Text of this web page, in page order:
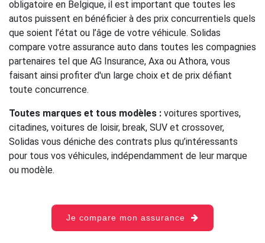
obligatoire en Belgique, il est important que toutes les
autos puissent en bénéficier à des prix concurrentiels quels
que soient l’état ou l’âge de votre véhicule. Solidas
compare votre assurance auto dans toutes les compagnies
partenaires tel que AG Insurance, Axa ou Athora, vous
faisant ainsi profiter d'un large choix et de prix défiant
toute concurrence.
Toutes marques et tous modèles : voitures sportives,
citadines, voitures de loisir, break, SUV et crossover,
Solidas vous déniche des contrats plus qu’intéressants
pour tous vos véhicules, indépendamment de leur marque
ou modèle.
Je compare mon assurance